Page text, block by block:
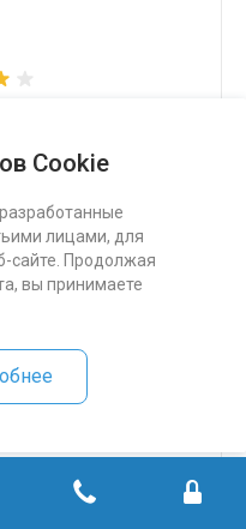
Cookie
лицами, для
сайте. Продолжая
вы принимаете
₽